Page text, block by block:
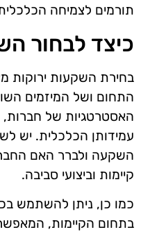
תורמים לצמיחה
כיצד לבחור
בחירת השקעות ירוקות
התחום ושל המיזמים
האסטרטגיות של
עמידותן הכלכלית. יש
השקעה ולברר האם
קיימות וביצועי סביבה.
כמו כן, ניתן להשתמש
בתחום הקיימות,